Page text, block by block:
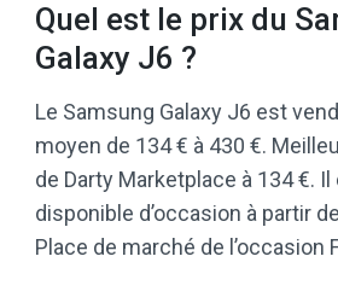
Quel est le prix du
Galaxy J6 ?
Le Samsung Galaxy J6 est
moyen de 134 € à 430 €.
de Darty Marketplace à 134 €.
disponible d’occasion à partir
Place de marché de l’occasion